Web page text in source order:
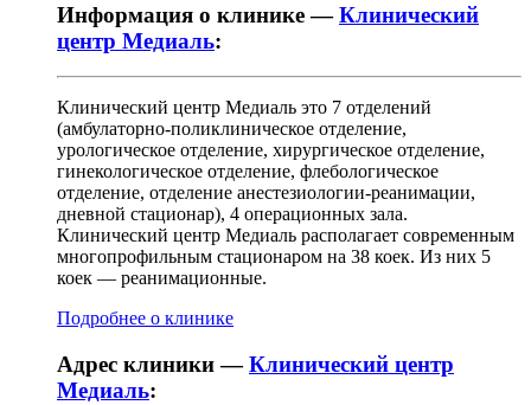
Информация о клинике —Клинический
центр Медиаль:
Клинический центр Медиаль это 7 отделений
(амбулаторно-поликлиническое отделение,
урологическое отделение, хирургическое отделение,
гинекологическое отделение, флебологическое
отделение, отделение анестезиологии-реанимации,
дневной стационар), 4 операционных зала.
Клинический центр Медиаль располагает современным
многопрофильным стационаром на 38 коек. Из них 5
коек — реанимационные.
Подробнее о клинике
Адрес клиники —Клинический центр
Медиаль: